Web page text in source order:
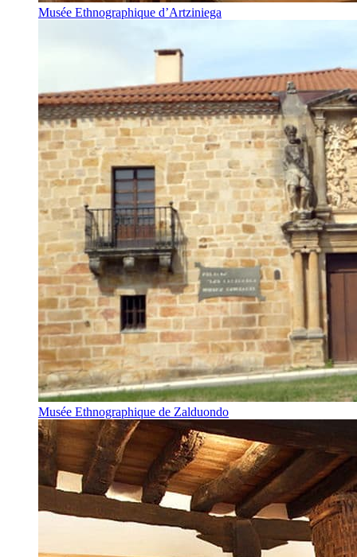
Musée Ethnographique d’Artziniega
Musée Ethnographique de Zalduondo